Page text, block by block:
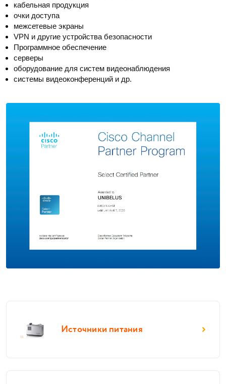
кабельная продукция
очки доступа
межсетевые экраны
VPN и другие устройства безопасности
Программное обеспечение
серверы
оборудование для систем видеонаблюдения
системы видеоконференций и др.
Источники питания